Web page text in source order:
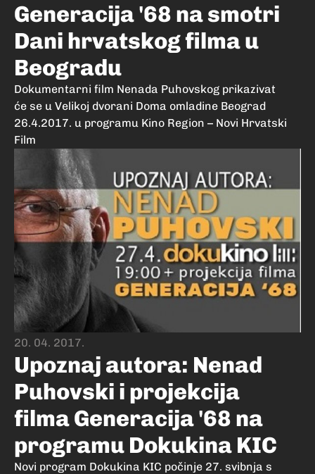
Generacija '68 na smotri
Dani hrvatskog filma u
Beogradu
Dokumentarni film Nenada Puhovskog prikazivat
će se u Velikoj dvorani Doma omladine Beograd
26.4.2017. u programu Kino Region – Novi Hrvatski
Film
20. 04. 2017.
Upoznaj autora: Nenad
Puhovski i projekcija
filma Generacija '68 na
programu Dokukina KIC
Novi program Dokukina KIC počinje 27. svibnja s